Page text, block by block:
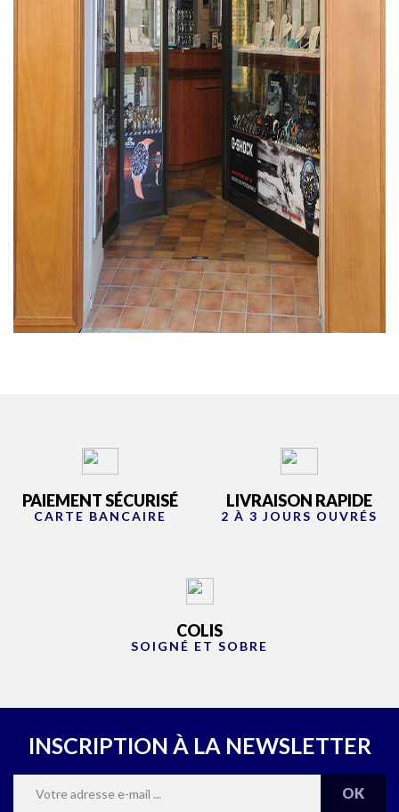
PAIEMENT SÉCURISÉ
CARTE BANCAIRE
LIVRAISON RAPIDE
2 À 3 JOURS OUVRÉS
COLIS
SOIGNÉ ET SOBRE
INSCRIPTION À LA NEWSLETTER